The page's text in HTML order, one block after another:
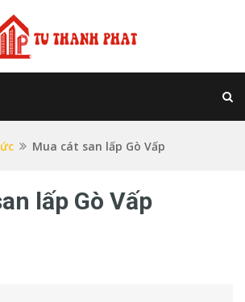
Mua cát san lấp Gò Vấp
lấp Gò Vấp